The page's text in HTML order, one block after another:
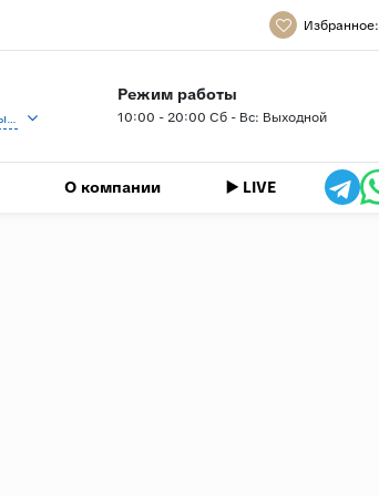
Избранное:
Раменский р-н, г. Жуковский, село Быково, кп Спартак, Береговая ул., 1
Режим работы
10:00 - 20:00 Сб - Вс: Выходной
О компании ▶️ LIVE